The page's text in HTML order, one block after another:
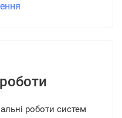
роботи систем